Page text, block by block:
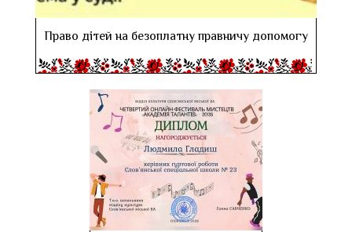
Право дітей на безоплатну правничу допомогу